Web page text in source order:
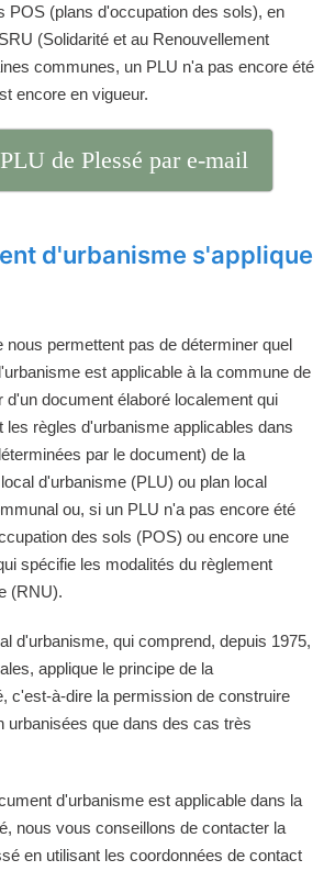
POS (plans d'occupation des sols), en
(Solidarité et au Renouvellement
communes, un PLU n'a pas encore été
encore en vigueur.
de Plessé par e-mail
d'urbanisme s'applique
nous permettent pas de déterminer quel
est applicable à la commune de
d'un document élaboré localement qui
les règles d'urbanisme applicables dans
par le document) de la
d'urbanisme (PLU) ou plan local
ou, si un PLU n'a pas encore été
des sols (POS) ou encore une
spécifie les modalités du règlement
(RNU).
d'urbanisme, qui comprend, depuis 1975,
applique le principe de la
c'est-à-dire la permission de construire
urbanisées que dans des cas très
d'urbanisme est applicable dans la
nous vous conseillons de contacter la
en utilisant les coordonnées de contact